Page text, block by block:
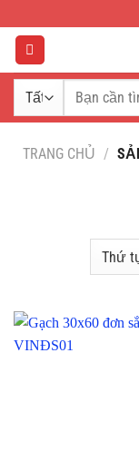
đến
dung
Tìm
kiếm:
TRANG CHỦ /